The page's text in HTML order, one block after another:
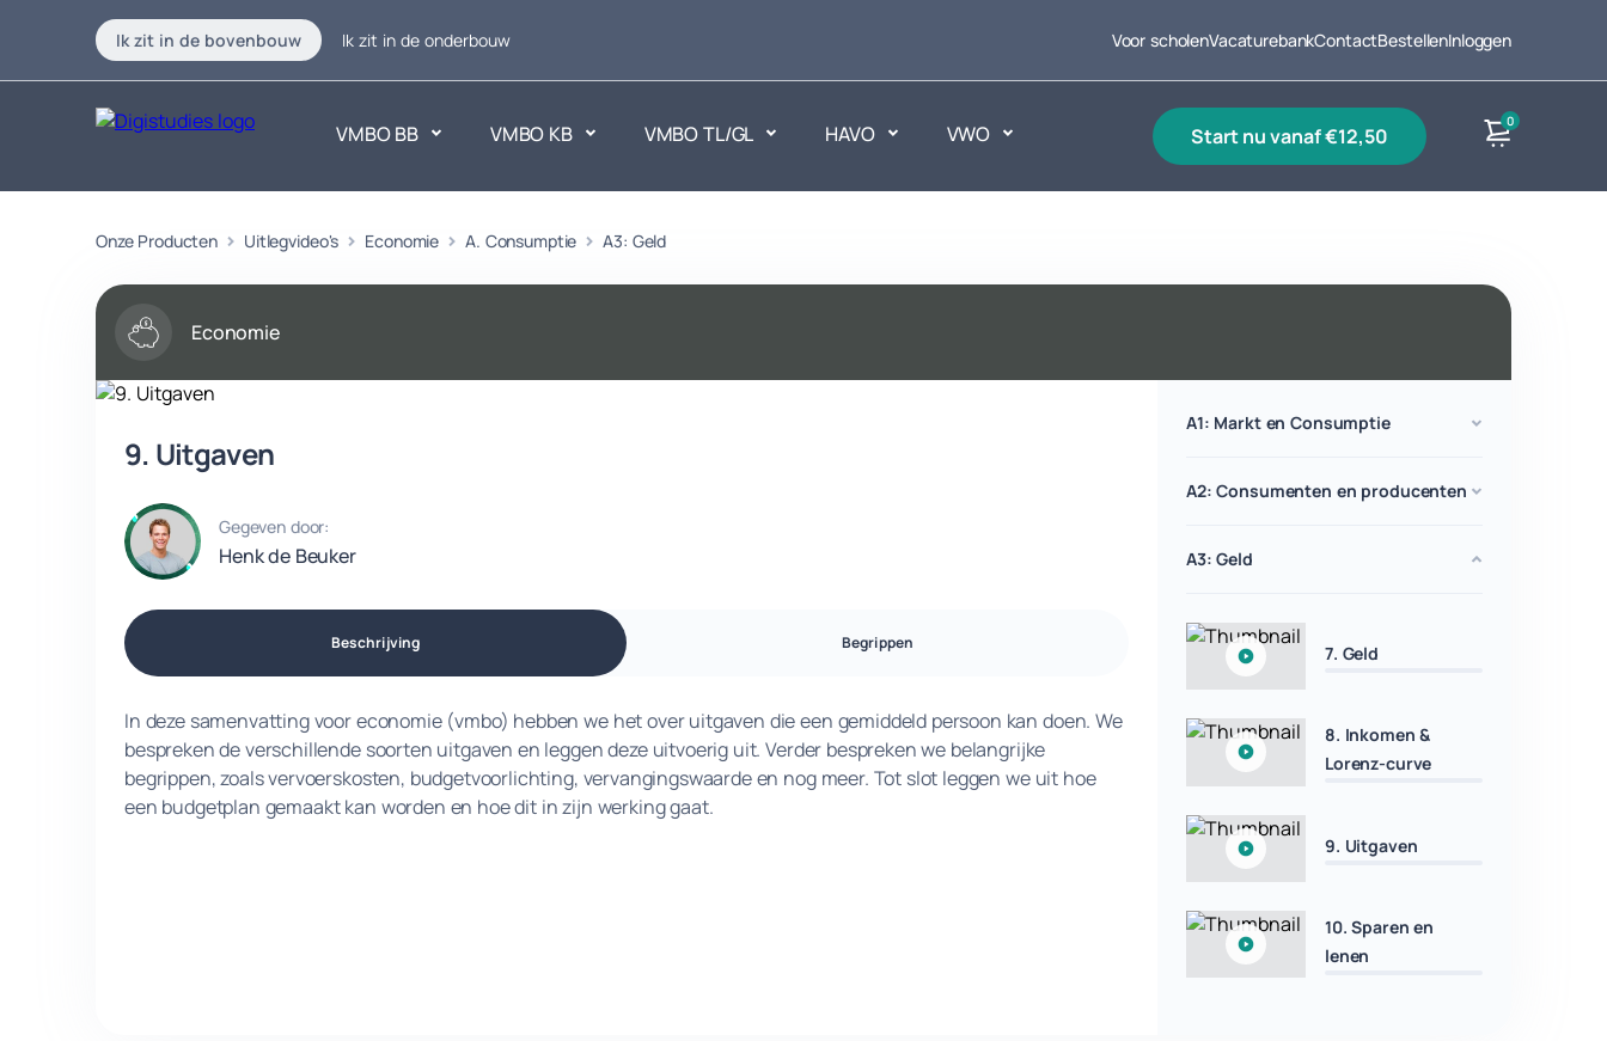
Ik zit in de bovenbouw Ik zit in de onderbouw Voor scholenVacaturebankContactBestellenInloggen
VMBO BB VMBO KB VMBO TL/GL HAVO VWO start nu vanaf €12,50
0
Exacte vakken
Geen vakken.
Taalvakken
Geen vakken. Geen vakken.
Onze Producten Uitlegvideo's Economie A. Consumptie A3: Geld
Economie
9. Uitgaven
Gegeven door:
Henk de Beuker
Beschrijving Begrippen
In deze samenvatting voor economie (vmbo) hebben we het over uitgaven die een gemiddeld persoon kan doen. We
bespreken de verschillende soorten uitgaven en leggen deze uitvoerig uit. Verder bespreken we belangrijke
begrippen, zoals vervoerskosten, budgetvoorlichting, vervangingswaarde en nog meer. Tot slot leggen we uit hoe
een budgetplan gemaakt kan worden en hoe dit in zijn werking gaat.
A1: Markt en Consumptie
A2: Consumenten en producenten
A3: Geld
7. Geld
8. Inkomen &
Lorenz-curve
9. Uitgaven
10. Sparen en
lenen